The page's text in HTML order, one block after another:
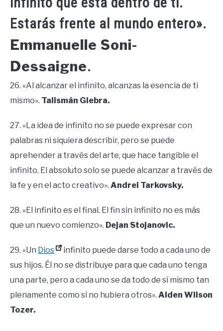
Estarás frente al mundo entero».
Emmanuelle Soni-
Dessaigne.
26. «Al alcanzar el infinito, alcanzas la esencia de ti
mismo». Talismán Giebra.
27. «La idea de infinito no se puede expresar con
palabras ni siquiera describir, pero se puede
aprehender a través del arte, que hace tangible el
infinito. El absoluto solo se puede alcanzar a través de
la fe y en el acto creativo». Andrei Tarkovsky.
28. «El infinito es el final. El fin sin infinito no es más
que un nuevo comienzo». Dejan Stojanovic.
29. «Un Dios
infinito puede darse todo a cada uno de
sus hijos. Él no se distribuye para que cada uno tenga
una parte, pero a cada uno se da todo de sí mismo tan
plenamente como si no hubiera otros». Aiden Wilson
Tozer.